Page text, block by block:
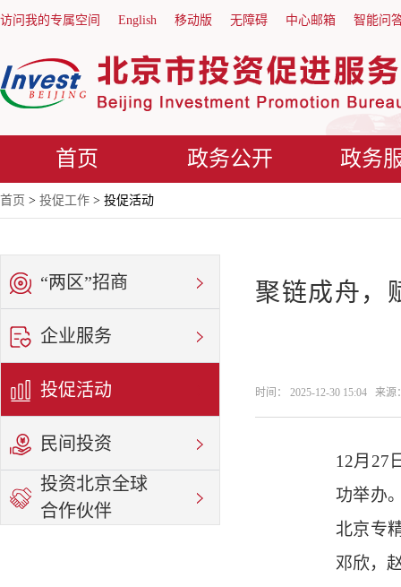
访问我的专属空间 English 移动版 无障碍 中心邮箱 智能问
首页 政务公开 政务
首页 > 投促工作 > 投促活动
“两区”招商
企业服务
投促活动
民间投资
投资北京全球
合作伙伴
聚链成舟，
时间： 2025-12-30 15:04 来
12月27
功举办
北京专
邓欣，